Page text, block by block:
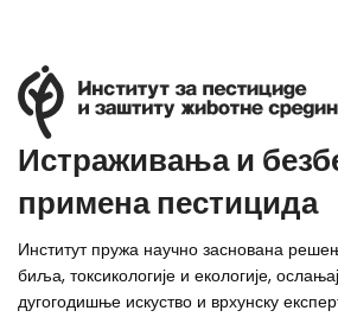
Истраживања и
примена пестицида
Институт пружа научно заснована
биља, токсикологије и екологије,
дугогодишње искуство и врхунску
Истраживања и
Истраживања и